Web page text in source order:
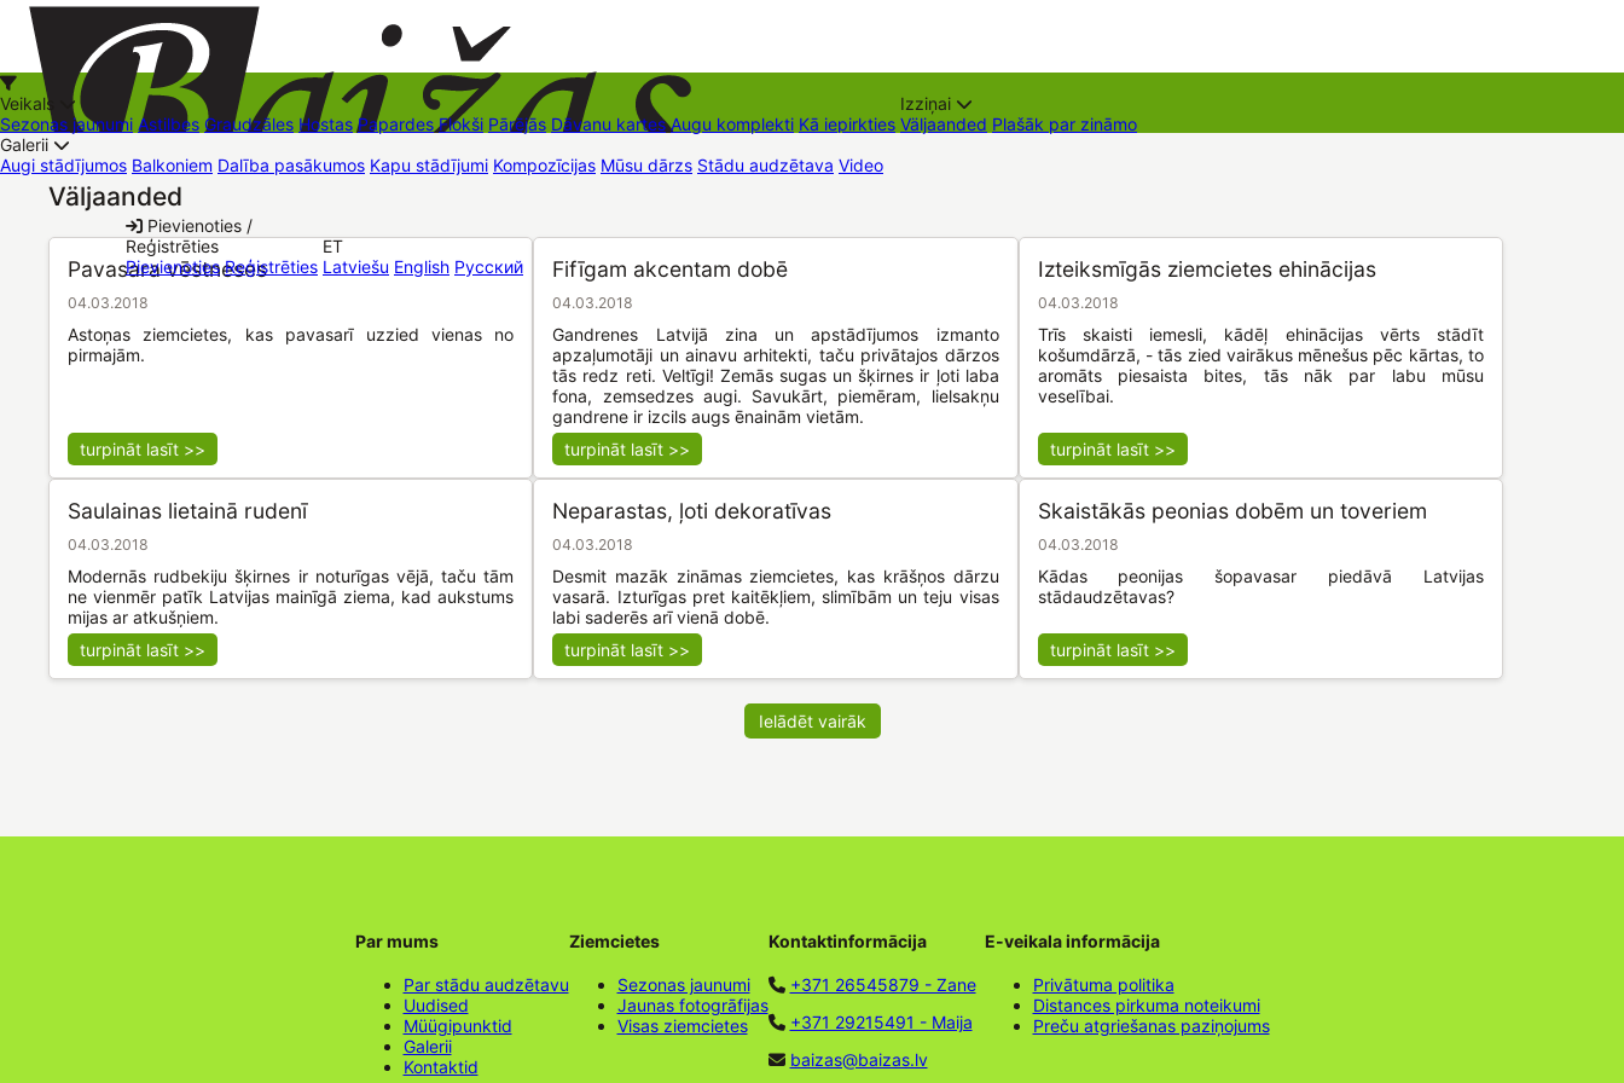
+37126545879 baizas@baizas.lv
Stādu grozs
Pievienoties /
Reģistrēties
Pievienoties Reģistrēties
ET
Latviešu English Русский
Veikals
Sezonas jaunumi Astilbes Graudzāles Hostas Papardes Flokši Pārējās Dāvanu kartes Augu komplekti Kā iepirkties
Izziņai
Väljaanded Plašāk par zināmo
Galerii
Augi stādījumos Balkoniem Dalība pasākumos Kapu stādījumi Kompozīcijas Mūsu dārzs Stādu audzētava Video
Väljaanded
Pavasara vēstneses
04.03.2018
Astoņas ziemcietes, kas pavasarī uzzied vienas no
pirmajām.
turpināt lasīt >>
Fifīgam akcentam dobē
04.03.2018
Gandrenes Latvijā zina un apstādījumos izmanto
apzaļumotāji un ainavu arhitekti, taču privātajos dārzos
tās redz reti. Veltīgi! Zemās sugas un šķirnes ir ļoti laba
fona, zemsedzes augi. Savukārt, piemēram, lielsakņu
gandrene ir izcils augs ēnainām vietām.
turpināt lasīt >>
Izteiksmīgās ziemcietes ehinācijas
04.03.2018
Trīs skaisti iemesli, kādēļ ehinācijas vērts stādīt
košumdārzā, - tās zied vairākus mēnešus pēc kārtas, to
aromāts piesaista bites, tās nāk par labu mūsu
veselībai.
turpināt lasīt >>
Saulainas lietainā rudenī
04.03.2018
Modernās rudbekiju šķirnes ir noturīgas vējā, taču tām
ne vienmēr patīk Latvijas mainīgā ziema, kad aukstums
mijas ar atkušņiem.
turpināt lasīt >>
Neparastas, ļoti dekoratīvas
04.03.2018
Desmit mazāk zināmas ziemcietes, kas krāšņos dārzu
vasarā. Izturīgas pret kaitēkļiem, slimībām un teju visas
labi saderēs arī vienā dobē.
turpināt lasīt >>
Skaistākās peonias dobēm un toveriem
04.03.2018
Kādas peonijas šopavasar piedāvā Latvijas
stādaudzētavas?
turpināt lasīt >>
Ielādēt vairāk
Par mums
Par stādu audzētavu
Uudised
Müügipunktid
Galerii
Kontaktid
Ziemcietes
Sezonas jaunumi
Jaunas fotogrāfijas
Visas ziemcietes
Kontaktinformācija
+371 26545879 - Zane
+371 29215491 - Maija
baizas@baizas.lv
E-veikala informācija
Privātuma politika
Distances pirkuma noteikumi
Preču atgriešanas paziņojums